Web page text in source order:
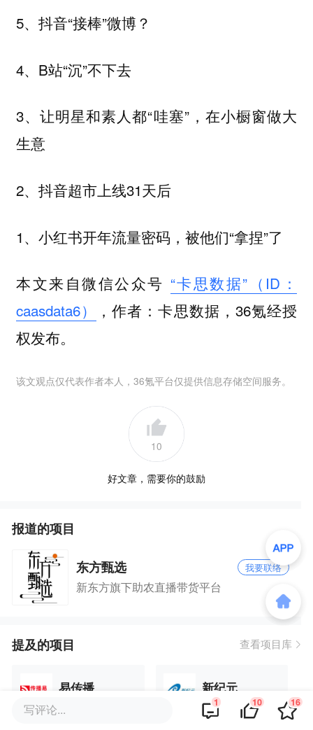
5、抖音“接棒”微博？
4、B站“沉”不下去
3、让明星和素人都“哇塞”，在小橱窗做大
生意
2、抖音超市上线31天后
1、小红书开年流量密码，被他们“拿捏”了
本文来自微信公众号 “卡思数据”（ID：
caasdata6）
，作者：卡思数据，36氪经授
权发布。
该文观点仅代表作者本人，36氪平台仅提供信息存储空间服务。
10
好文章，需要你的鼓励
报道的项目
东方甄选 我要联络
新东方旗下助农直播带货平台
提及的项目 查看项目库
易传播 新纪元
写评论... 1 10 16